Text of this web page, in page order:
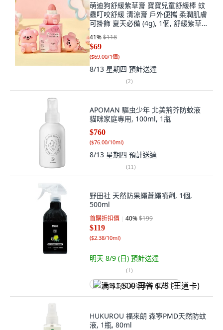
萌迪狗舒緩紫草膏 寶寶兒童舒緩棒 蚊
蟲叮咬舒緩 清涼膏 戶外便攜 柔潤肌膚
可掛飾 夏天必備 (4g), 1個, 舒緩紫草
膏【粉紅色】
41%$118
$69
($69.00/1個)
8/13 星期四 預計送達
(2)
APOMAN 驅虫少年 北美荊芥防蚊液
貓咪家庭專用, 100ml, 1瓶
$760
($76.00/10ml)
8/13 星期四 預計送達
(11)
野田社 天然防果蠅蒼蠅噴劑, 1個,
500ml
首購折扣價 40%$199
$119
($2.38/10ml)
明天 8/9 (日) 預計送達
(1)
满 $1,500 再省 $75 (王道卡)
HUKUROU 福來朗 森寧PMD天然防蚊
液, 1瓶, 80ml